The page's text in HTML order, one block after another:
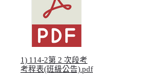
1) 114-2第 2 次段考
考程表(班級公告).pdf